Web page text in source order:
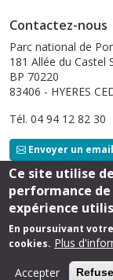
Contactez-nous
Parc national de
181 Allée du Castel
BP 70220
83406 - HYERES
Tél. 04 94 12 82 30
Envoyer un email
Suivez-nous
Ce site utilise
performance
expérience
En poursuivant
cookies. Plus
Accepter